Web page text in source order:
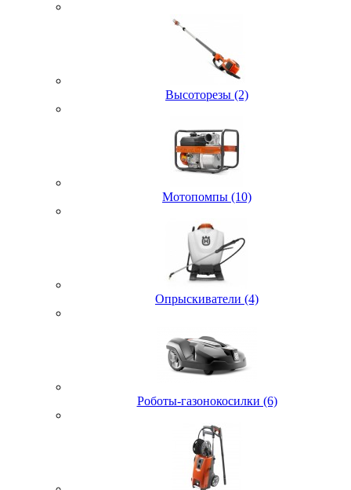
Высоторезы (2)
Мотопомпы (10)
Опрыскиватели (4)
Роботы-газонокосилки (6)